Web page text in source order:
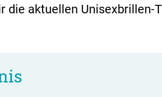
die aktuellen Unisexbrillen-